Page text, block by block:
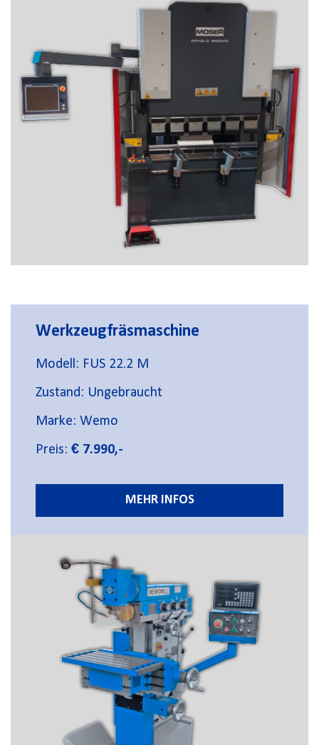
Werkzeugfräsmaschine
Modell: FUS 22.2 M
Zustand: Ungebraucht
Marke: Wemo
Preis: € 7.990,-
MEHR INFOS